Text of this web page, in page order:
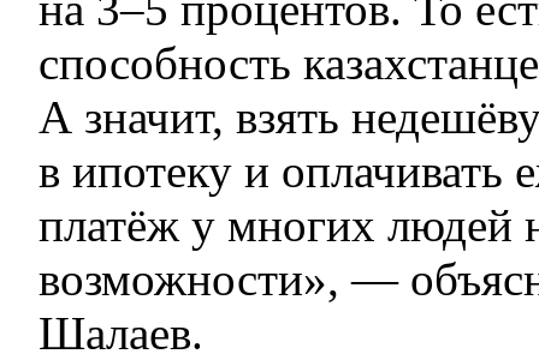
способность
А значит, взять
в ипотеку и оплачивать
платёж у многих людей
возможности», —
Шалаев.